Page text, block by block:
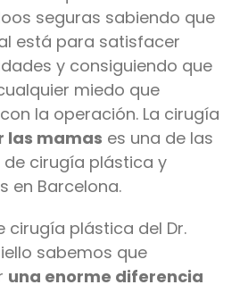
seguras sabiendo que
está para satisfacer
y consiguiendo que
miedo que
la operación. La cirugía
las mamas es una de las
cirugía plástica y
en Barcelona.
cirugía plástica del Dr.
sabemos que
una enorme diferencia